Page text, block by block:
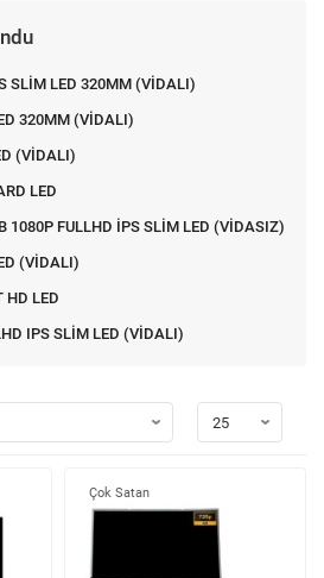
SLİM LED 320MM (VİDALI)
320MM (VİDALI)
(VİDALI)
LED
1080P FULLHD İPS SLİM LED (VİDASIZ)
(VİDALI)
HD LED
IPS SLİM LED (VİDALI)
Çok Satan